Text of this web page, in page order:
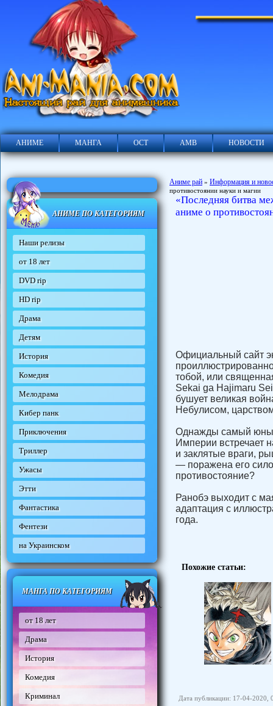
АНИМЕ МАНГА ОСТ АМВ НОВОСТИ
АНИМЕ ПО КАТЕГОРИЯМ
Наши релизы
от 18 лет
DVD rip
HD rip
Драма
Детям
История
Комедия
Мелодрама
Кибер панк
Приключения
Триллер
Ужасы
Этти
Фантастика
Фентези
на Украинском
МАНГА ПО КАТЕГОРИЯМ
от 18 лет
Драма
История
Комедия
Криминал
Аниме рай » Информация и
противостоянии науки и магии
«Последняя битва
аниме о
Официальный сайт
тобой, или
Sekai ga Hajimaru
бушует великая
Небулисом,
Однажды самый
Империи встречает
и заклятые враги,
— поражена его
противостояние?
Ранобэ выходит с
адаптация с
года.
Похожие статьи:
Дата публикации: 17-04-2020,